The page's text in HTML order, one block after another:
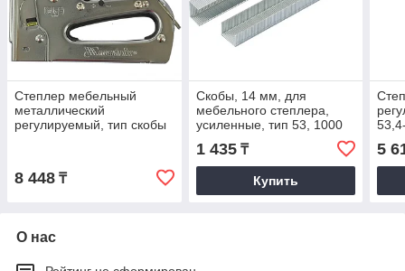
Степлер мебельный
металлический
регулируемый, тип скобы
8 448 ₸
Скобы, 14 мм, для
мебельного степлера,
усиленные, тип 53, 1000
шт, GROSS
1 435₸
Купить
5
О нас